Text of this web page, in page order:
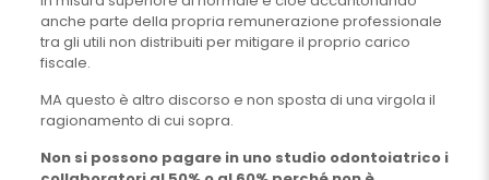
anche parte della propria remunerazione professionale
tra gli utili non distribuiti per mitigare il proprio carico
fiscale.
MA questo è altro discorso e non sposta di una virgola il
ragionamento di cui sopra.
Non si possono pagare in uno studio odontoiatrico i